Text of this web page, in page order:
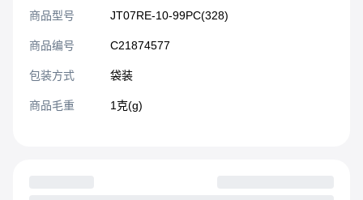
商品型号 JT07RE-10-99PC(328)
商品编号 C21874577
包装方式 袋装
商品毛重 1克(g)